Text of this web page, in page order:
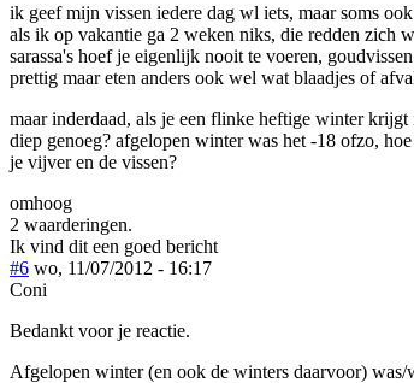
ik geef mijn vissen iedere dag wl iets, maar soms
als ik op vakantie ga 2 weken niks, die redden zich
sarassa's hoef je eigenlijk nooit te voeren,
prettig maar eten anders ook wel wat blaadjes of
maar inderdaad, als je een flinke heftige winter krijgt
diep genoeg? afgelopen winter was het -18 ofzo,
je vijver en de vissen?
omhoog
2 waarderingen.
Ik vind dit een goed bericht
#6 wo, 11/07/2012 - 16:17
Coni
Bedankt voor je reactie.
Afgelopen winter (en ook de winters daarvoor)